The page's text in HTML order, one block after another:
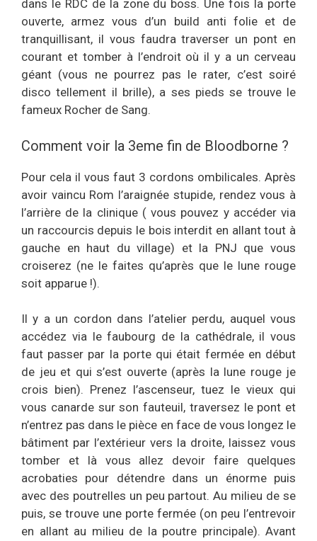
dans le RDC de la zone du boss. Une fois la porte
ouverte, armez vous d’un build anti folie et de
tranquillisant, il vous faudra traverser un pont en
courant et tomber à l’endroit où il y a un cerveau
géant (vous ne pourrez pas le rater, c’est soiré
disco tellement il brille), a ses pieds se trouve le
fameux Rocher de Sang.
Comment voir la 3eme fin de Bloodborne ?
Pour cela il vous faut 3 cordons ombilicales. Après
avoir vaincu Rom l’araignée stupide, rendez vous à
l’arrière de la clinique ( vous pouvez y accéder via
un raccourcis depuis le bois interdit en allant tout à
gauche en haut du village) et la PNJ que vous
croiserez (ne le faites qu’après que le lune rouge
soit apparue !).
Il y a un cordon dans l’atelier perdu, auquel vous
accédez via le faubourg de la cathédrale, il vous
faut passer par la porte qui était fermée en début
de jeu et qui s’est ouverte (après la lune rouge je
crois bien). Prenez l’ascenseur, tuez le vieux qui
vous canarde sur son fauteuil, traversez le pont et
n’entrez pas dans le pièce en face de vous longez le
bâtiment par l’extérieur vers la droite, laissez vous
tomber et là vous allez devoir faire quelques
acrobaties pour détendre dans un énorme puis
avec des poutrelles un peu partout. Au milieu de se
puis, se trouve une porte fermée (on peu l’entrevoir
en allant au milieu de la poutre principale). Avant